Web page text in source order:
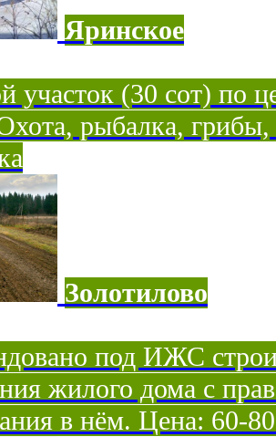
Яринское
участок (30 сот) по
рыбалка, грибы,
Золотилово
под ИЖС
жилого дома с
в нём. Цена: 60-80